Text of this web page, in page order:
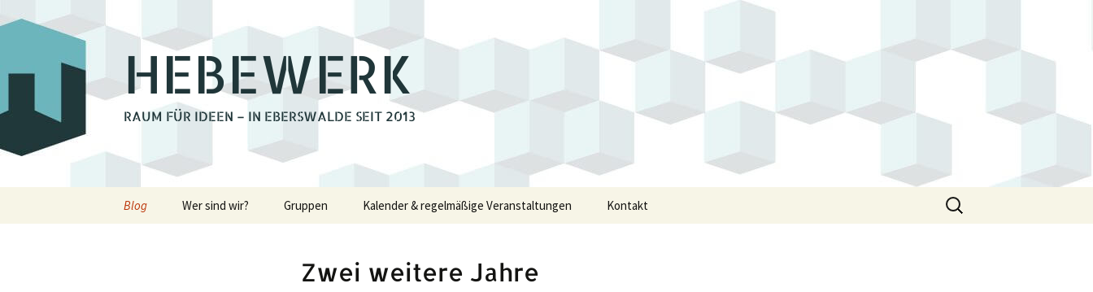
HEBEWERK
RAUM FÜR IDEEN – IN EBERSWALDE SEIT 2013
Inhalt
Blog Wer sind wir? Gruppen
Fotoclub Eberswalde
Kalender & regelmäßige Veranstaltungen Kontakt
Suchen
nach:
Zwei weitere Jahre